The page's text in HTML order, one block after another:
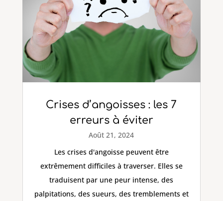
Crises d’angoisses : les 7
erreurs à éviter
Août 21, 2024
Les crises d'angoisse peuvent être
extrêmement difficiles à traverser. Elles se
traduisent par une peur intense, des
palpitations, des sueurs, des tremblements et